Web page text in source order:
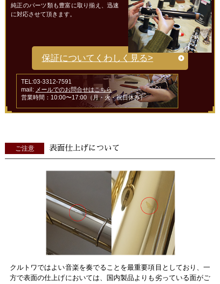
純正のパーツ類も豊富に取り揃え、迅速
に対応させて頂きます。
保証についてくわしく見る>
TEL:03-3312-7591
mail: メールでのお問合せはこちら
営業時間：10:00〜17:00（月・火・祝日休み）
ご注意 表面仕上げについて
クルトワではよい音楽を奏でることを最重要項目としており、一
方で表面の仕上げにおいては、国内製品よりも劣っている面がご